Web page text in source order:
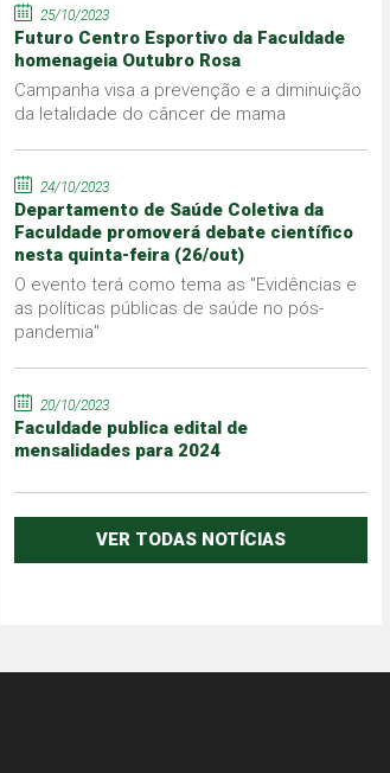
25/10/2023
Futuro Centro Esportivo da Faculdade
homenageia Outubro Rosa
Campanha visa a prevenção e a diminuição
da letalidade do câncer de mama
24/10/2023
Departamento de Saúde Coletiva da
Faculdade promoverá debate científico
nesta quinta-feira (26/out)
O evento terá como tema as "Evidências e
as políticas públicas de saúde no pós-
pandemia"
20/10/2023
Faculdade publica edital de
mensalidades para 2024
VER TODAS NOTÍCIAS